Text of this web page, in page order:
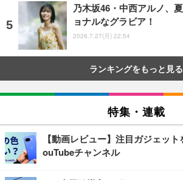
乃木坂46・中西アルノ、
ョナルなグラビア！
2026.7.27(月) 22:54
ランキングをもっと見る
特集・連載
【動画レビュー】注目ガジェッ
ouTubeチャンネル